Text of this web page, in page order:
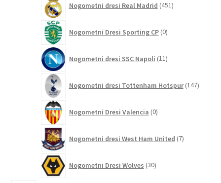
Nogometni dresi Real Madrid 451izdelkov
Nogometni Dresi Sporting CP 0izdelkov
Nogometni dresi SSC Napoli 11izdelkov
Nogometni dresi Tottenham Hotspur 147
Nogometni Dresi Valencia 0izdelkov
Nogometni dresi West Ham United 7izdelkov
Nogometni Dresi Wolves 30izdelkov